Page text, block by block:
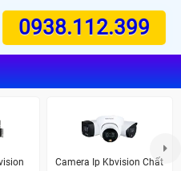
0938.112.399
Camera Ip Kbvision Chất